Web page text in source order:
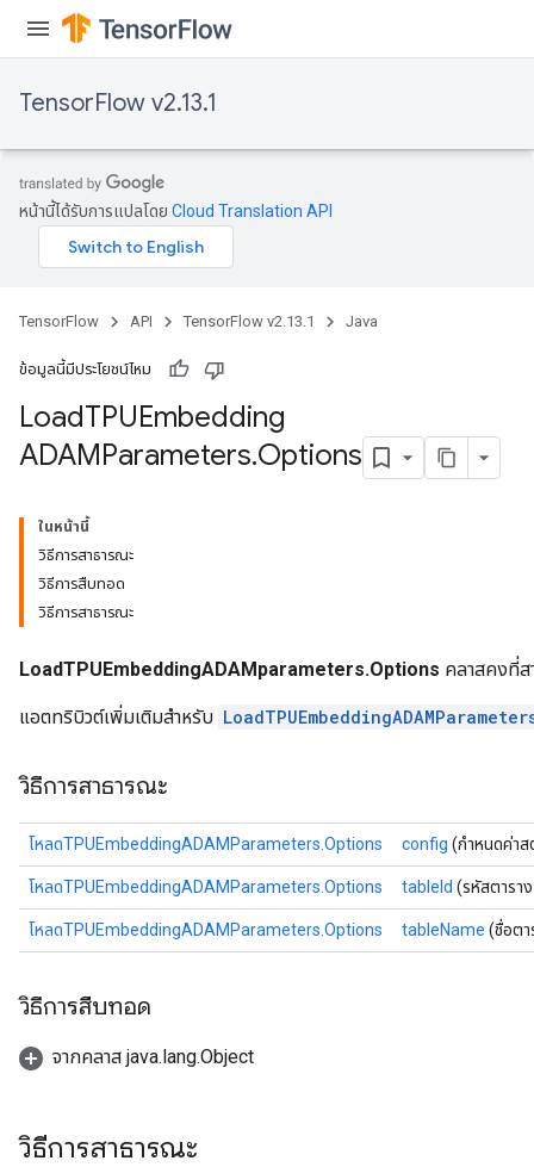
TensorFlow v2.13.1
หน้านี้ได้รับการแปลโดย Cloud Translation API
TensorFlow API TensorFlow v2.13.1 Java
ข้อมูลนี้มีประโยชน์ไหม
LoadTPUEmbedding
ADAMParameters.Options
ในหน้านี้
วิธีการสาธารณะ
วิธีการสืบทอด
วิธีการสาธารณะ
LoadTPUEmbeddingADAMparameters.Options คลาสคงที่ส
แอตทริบิวต์เพิ่มเติมสำหรับ
วิธีการสาธารณะ
โหลดTPUEmbeddingADAMParameters.Options config (กำหนดค่า
โหลดTPUEmbeddingADAMParameters.Options tableId (รหัสตารา
โหลดTPUEmbeddingADAMParameters.Options tableName (ชื่อต
วิธีการสืบทอด
จากคลาส java.lang.Object
วิธีการสาธารณะ